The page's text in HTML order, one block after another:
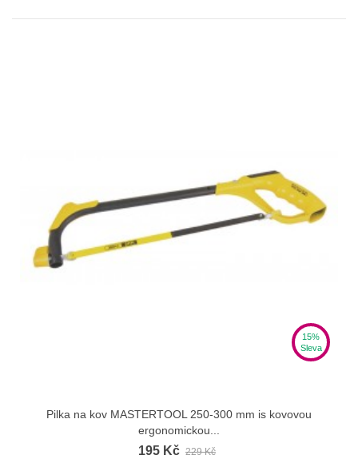
15%
Sleva
Pilka na kov MASTERTOOL 250-300 mm іs kovovou
ergonomickou...
195 Kč 229 Kč